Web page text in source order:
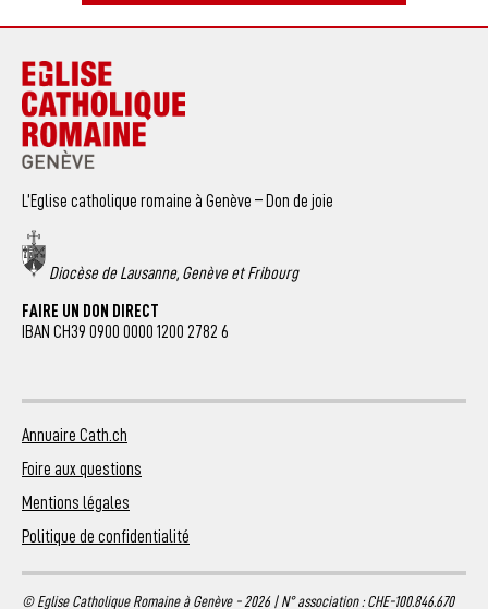
L’Eglise catholique romaine à Genève – Don de joie
Diocèse de Lausanne, Genève et Fribourg
FAIRE UN DON DIRECT
IBAN CH39 0900 0000 1200 2782 6
Annuaire Cath.ch
Foire aux questions
Mentions légales
Politique de confidentialité
© Eglise Catholique Romaine à Genève - 2026 | N° association : CHE-100.846.670